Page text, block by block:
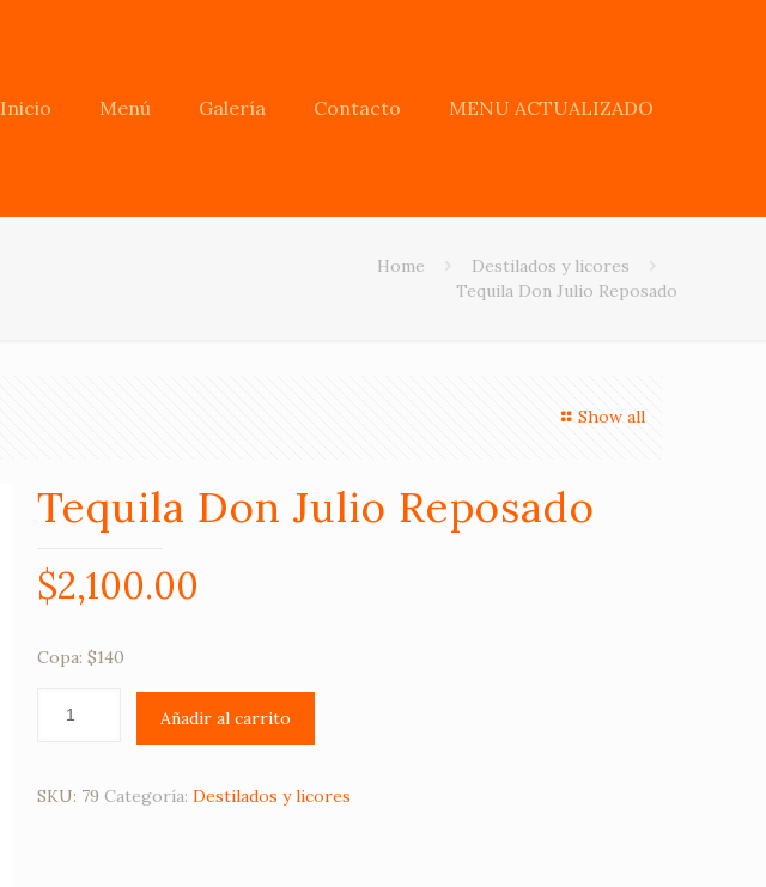
Inicio Menú Galería Contacto MENU ACTUALIZADO
Home
Destilados y licores
Tequila Don Julio Reposado
Show all
Tequila Don Julio Reposado
$2,100.00
Copa: $140
Añadir al carrito
SKU: 79 Categoría:Destilados y licores